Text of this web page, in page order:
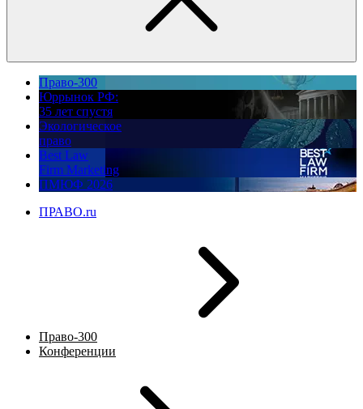
Право-300
Юррынок РФ:
35 лет спустя
Экологическое
право
Best Law
Firm Marketing
ПМЮФ 2026
ПРАВО.ru
Право-300
Конференции